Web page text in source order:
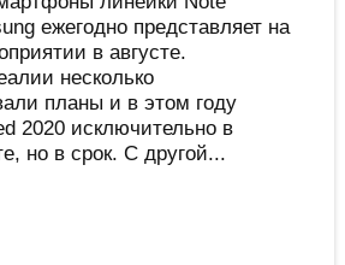
ежегодно представляет на
в августе.
несколько
планы и в этом году
2020 исключительно в
но в срок. С другой...